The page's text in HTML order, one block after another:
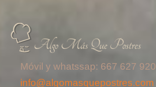
Móvil y whatssap: 667 627 920
info@algomasquepostres.com